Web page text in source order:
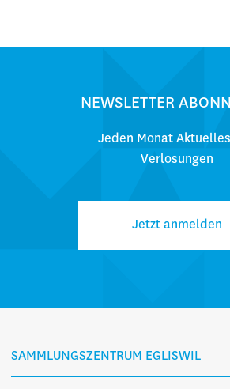
NEWSLETTER
Jeden Monat
Verlosungen
Jetzt anmelden
SAMMLUNGSZENTRUM EGLISWIL